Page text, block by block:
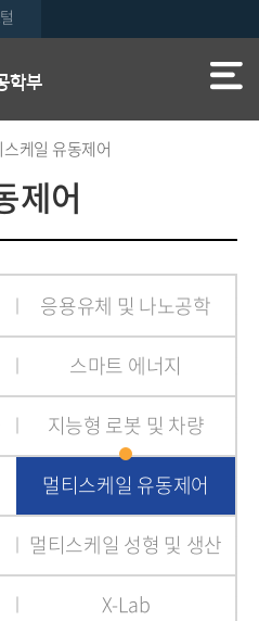
학부
케일 유동제어
제어
응용유체 및 나노공학
스마트 에너지
지능형 로봇 및 차량
멀티스케일 유동제어
멀티스케일 성형 및 생산
X-Lab